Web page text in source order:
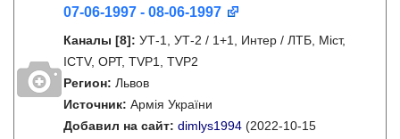
07-06-1997 - 08-06-1997
Каналы [8]: УТ-1, УТ-2 / 1+1, Интер / ЛТБ, Міст,
ICTV, ОРТ, TVP1, TVP2
Регион: Львов
Источник: Армія України
Добавил на сайт: dimlys1994 (2022-10-15